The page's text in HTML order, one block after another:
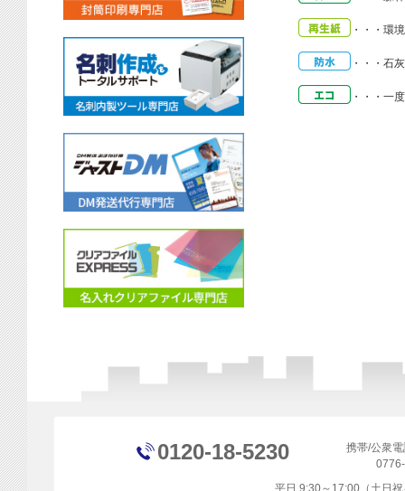
・・・ 環
・・・ 石
・・・ 一
0120-18-5230
携帯/公衆
平日 9:30～17:00（土日